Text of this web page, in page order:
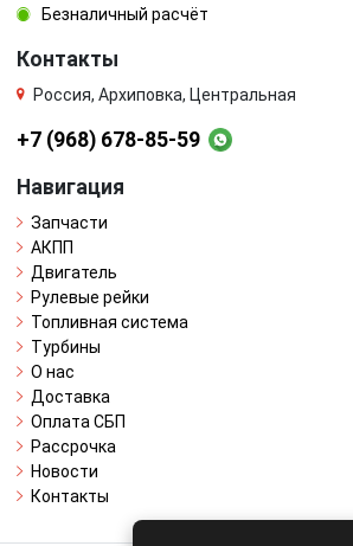
Безналичный расчёт
Контакты
Россия, Архиповка, Центральная
+7 (968) 678-85-59
Навигация
Запчасти
АКПП
Двигатель
Рулевые рейки
Топливная система
Турбины
О нас
Доставка
Оплата СБП
Рассрочка
Новости
Контакты